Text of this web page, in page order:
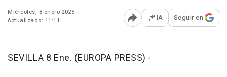
Miércoles, 8 enero 2025
Actualizado: 11:11
Abrir opciones para
IA Seguir en
SEVILLA 8 Ene. (EUROPA PRESS) -